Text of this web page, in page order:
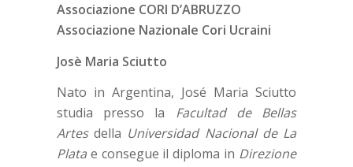
Associazione CORI D’ABRUZZO
Associazione Nazionale Cori Ucraini
Josè Maria Sciutto
Nato in Argentina, José Maria Sciutto
studia presso la Facultad de Bellas
Artesdella Universidad Nacional de La
Platae consegue il diploma in Direzione